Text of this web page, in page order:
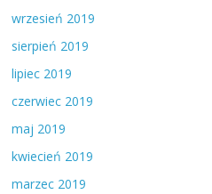
wrzesień 2019
sierpień 2019
lipiec 2019
czerwiec 2019
maj 2019
kwiecień 2019
marzec 2019